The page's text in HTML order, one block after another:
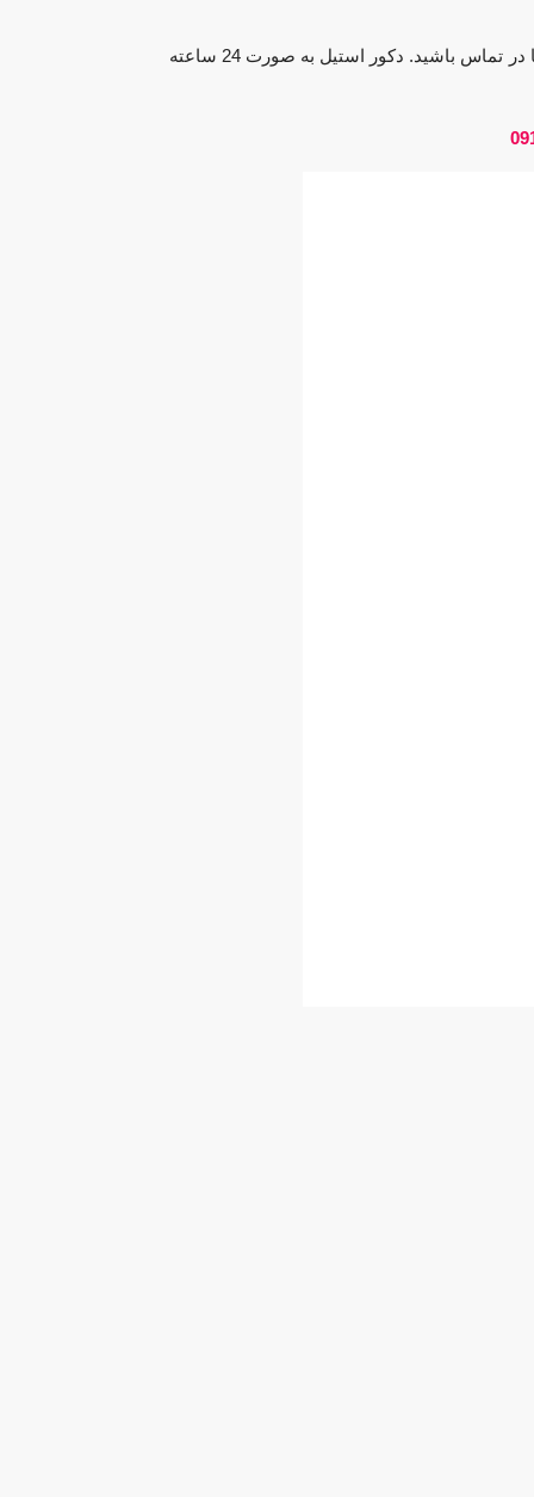
برای کسب اطلاعات بیش تر از قیمت های قطعات کابین می توانید با کارشناسان ما در تماس باشید. دکور استیل به صورت 24 ساعته